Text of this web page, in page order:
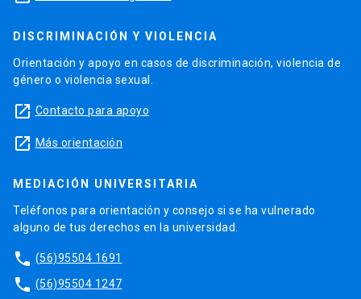
DISCRIMINACIÓN Y VIOLENCIA
Orientación y apoyo en casos de discriminación, violencia de
género o violencia sexual.
launch Contacto para apoyo
launch Más orientación
MEDIACIÓN UNIVERSITARIA
Teléfonos para orientación y consejo si se ha vulnerado
alguno de tus derechos en la universidad.
phone (56)95504 1691
phone (56)95504 1247